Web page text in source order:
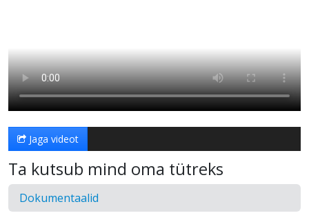
Jaga videot
Ta kutsub mind oma tütreks
Dokumentaalid